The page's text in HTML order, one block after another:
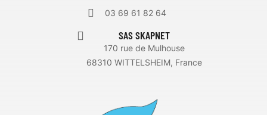
03 69 61 82 64
SAS SKAPNET
170 rue de Mulhouse
68310 WITTELSHEIM, France